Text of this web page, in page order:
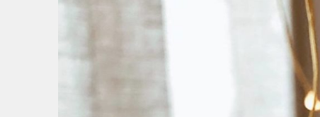
Spring
AT HOME COMMUNITY